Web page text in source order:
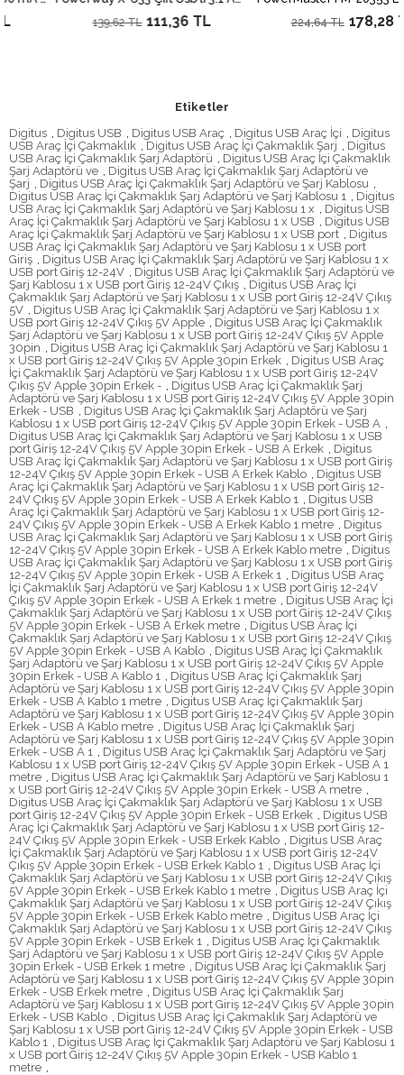
111,36 TL
139,62 TL 178,28 TL
224,64 TL
Etiketler
Digitus
Digitus USB Digitus USB Araç Digitus USB Araç İçi
Digitus
USB Araç İçi Çakmaklık
Digitus USB Araç İçi Çakmaklık Şarj
Digitus
USB Araç İçi Çakmaklık Şarj Adaptörü
Digitus USB Araç İçi Çakmaklık
Şarj Adaptörü ve
Digitus USB Araç İçi Çakmaklık Şarj Adaptörü ve
Şarj
Digitus USB Araç İçi Çakmaklık Şarj Adaptörü ve Şarj Kablosu
Digitus USB Araç İçi Çakmaklık Şarj Adaptörü ve Şarj Kablosu 1
Digitus
USB Araç İçi Çakmaklık Şarj Adaptörü ve Şarj Kablosu 1 x
Digitus USB
Araç İçi Çakmaklık Şarj Adaptörü ve Şarj Kablosu 1 x USB
Digitus USB
Araç İçi Çakmaklık Şarj Adaptörü ve Şarj Kablosu 1 x USB port
Digitus
USB Araç İçi Çakmaklık Şarj Adaptörü ve Şarj Kablosu 1 x USB port
Giriş
Digitus USB Araç İçi Çakmaklık Şarj Adaptörü ve Şarj Kablosu 1 x
USB port Giriş 12-24V
Digitus USB Araç İçi Çakmaklık Şarj Adaptörü ve
Şarj Kablosu 1 x USB port Giriş 12-24V Çıkış
Digitus USB Araç İçi
Çakmaklık Şarj Adaptörü ve Şarj Kablosu 1 x USB port Giriş 12-24V Çıkış
5V
Digitus USB Araç İçi Çakmaklık Şarj Adaptörü ve Şarj Kablosu 1 x
USB port Giriş 12-24V Çıkış 5V Apple
Digitus USB Araç İçi Çakmaklık
Şarj Adaptörü ve Şarj Kablosu 1 x USB port Giriş 12-24V Çıkış 5V Apple
30pin
Digitus USB Araç İçi Çakmaklık Şarj Adaptörü ve Şarj Kablosu 1
x USB port Giriş 12-24V Çıkış 5V Apple 30pin Erkek
Digitus USB Araç
İçi Çakmaklık Şarj Adaptörü ve Şarj Kablosu 1 x USB port Giriş 12-24V
Çıkış 5V Apple 30pin Erkek -
Digitus USB Araç İçi Çakmaklık Şarj
Adaptörü ve Şarj Kablosu 1 x USB port Giriş 12-24V Çıkış 5V Apple 30pin
Erkek - USB
Digitus USB Araç İçi Çakmaklık Şarj Adaptörü ve Şarj
Kablosu 1 x USB port Giriş 12-24V Çıkış 5V Apple 30pin Erkek - USB A
Digitus USB Araç İçi Çakmaklık Şarj Adaptörü ve Şarj Kablosu 1 x USB
port Giriş 12-24V Çıkış 5V Apple 30pin Erkek - USB A Erkek
Digitus
USB Araç İçi Çakmaklık Şarj Adaptörü ve Şarj Kablosu 1 x USB port Giriş
12-24V Çıkış 5V Apple 30pin Erkek - USB A Erkek Kablo
Digitus USB
Araç İçi Çakmaklık Şarj Adaptörü ve Şarj Kablosu 1 x USB port Giriş 12-
24V Çıkış 5V Apple 30pin Erkek - USB A Erkek Kablo 1
Digitus USB
Araç İçi Çakmaklık Şarj Adaptörü ve Şarj Kablosu 1 x USB port Giriş 12-
24V Çıkış 5V Apple 30pin Erkek - USB A Erkek Kablo 1 metre
Digitus
USB Araç İçi Çakmaklık Şarj Adaptörü ve Şarj Kablosu 1 x USB port Giriş
12-24V Çıkış 5V Apple 30pin Erkek - USB A Erkek Kablo metre
Digitus
USB Araç İçi Çakmaklık Şarj Adaptörü ve Şarj Kablosu 1 x USB port Giriş
12-24V Çıkış 5V Apple 30pin Erkek - USB A Erkek 1
Digitus USB Araç
İçi Çakmaklık Şarj Adaptörü ve Şarj Kablosu 1 x USB port Giriş 12-24V
Çıkış 5V Apple 30pin Erkek - USB A Erkek 1 metre
Digitus USB Araç İçi
Çakmaklık Şarj Adaptörü ve Şarj Kablosu 1 x USB port Giriş 12-24V Çıkış
5V Apple 30pin Erkek - USB A Erkek metre
Digitus USB Araç İçi
Çakmaklık Şarj Adaptörü ve Şarj Kablosu 1 x USB port Giriş 12-24V Çıkış
5V Apple 30pin Erkek - USB A Kablo
Digitus USB Araç İçi Çakmaklık
Şarj Adaptörü ve Şarj Kablosu 1 x USB port Giriş 12-24V Çıkış 5V Apple
30pin Erkek - USB A Kablo 1
Digitus USB Araç İçi Çakmaklık Şarj
Adaptörü ve Şarj Kablosu 1 x USB port Giriş 12-24V Çıkış 5V Apple 30pin
Erkek - USB A Kablo 1 metre
Digitus USB Araç İçi Çakmaklık Şarj
Adaptörü ve Şarj Kablosu 1 x USB port Giriş 12-24V Çıkış 5V Apple 30pin
Erkek - USB A Kablo metre
Digitus USB Araç İçi Çakmaklık Şarj
Adaptörü ve Şarj Kablosu 1 x USB port Giriş 12-24V Çıkış 5V Apple 30pin
Erkek - USB A 1
Digitus USB Araç İçi Çakmaklık Şarj Adaptörü ve Şarj
Kablosu 1 x USB port Giriş 12-24V Çıkış 5V Apple 30pin Erkek - USB A 1
metre
Digitus USB Araç İçi Çakmaklık Şarj Adaptörü ve Şarj Kablosu 1
x USB port Giriş 12-24V Çıkış 5V Apple 30pin Erkek - USB A metre
Digitus USB Araç İçi Çakmaklık Şarj Adaptörü ve Şarj Kablosu 1 x USB
port Giriş 12-24V Çıkış 5V Apple 30pin Erkek - USB Erkek
Digitus USB
Araç İçi Çakmaklık Şarj Adaptörü ve Şarj Kablosu 1 x USB port Giriş 12-
24V Çıkış 5V Apple 30pin Erkek - USB Erkek Kablo
Digitus USB Araç
İçi Çakmaklık Şarj Adaptörü ve Şarj Kablosu 1 x USB port Giriş 12-24V
Çıkış 5V Apple 30pin Erkek - USB Erkek Kablo 1
Digitus USB Araç İçi
Çakmaklık Şarj Adaptörü ve Şarj Kablosu 1 x USB port Giriş 12-24V Çıkış
5V Apple 30pin Erkek - USB Erkek Kablo 1 metre
Digitus USB Araç İçi
Çakmaklık Şarj Adaptörü ve Şarj Kablosu 1 x USB port Giriş 12-24V Çıkış
5V Apple 30pin Erkek - USB Erkek Kablo metre
Digitus USB Araç İçi
Çakmaklık Şarj Adaptörü ve Şarj Kablosu 1 x USB port Giriş 12-24V Çıkış
5V Apple 30pin Erkek - USB Erkek 1
Digitus USB Araç İçi Çakmaklık
Şarj Adaptörü ve Şarj Kablosu 1 x USB port Giriş 12-24V Çıkış 5V Apple
30pin Erkek - USB Erkek 1 metre
Digitus USB Araç İçi Çakmaklık Şarj
Adaptörü ve Şarj Kablosu 1 x USB port Giriş 12-24V Çıkış 5V Apple 30pin
Erkek - USB Erkek metre
Digitus USB Araç İçi Çakmaklık Şarj
Adaptörü ve Şarj Kablosu 1 x USB port Giriş 12-24V Çıkış 5V Apple 30pin
Erkek - USB Kablo
Digitus USB Araç İçi Çakmaklık Şarj Adaptörü ve
Şarj Kablosu 1 x USB port Giriş 12-24V Çıkış 5V Apple 30pin Erkek - USB
Kablo 1
Digitus USB Araç İçi Çakmaklık Şarj Adaptörü ve Şarj Kablosu 1
x USB port Giriş 12-24V Çıkış 5V Apple 30pin Erkek - USB Kablo 1
metre